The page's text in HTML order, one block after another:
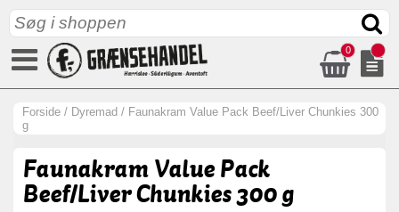
0
Forside / Dyremad / Faunakram Value Pack Beef/Liver Chunkies 300
g
Faunakram Value Pack
Beef/Liver Chunkies 300 g